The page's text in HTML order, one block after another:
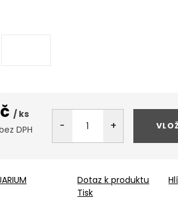
/ ks
DPH
Tisk
Dotaz k produktu